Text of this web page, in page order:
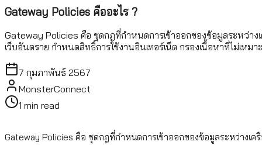
Gateway Policies คืออะไร ?
Gateway Policies คือ ชุดกฎที่กำหนดการเข้าออกของข้อมูลระหว่าง
เว็บอันตราย กำหนดสิทธิ์การใช้งานอินเทอร์เน็ต กรองเนื้อหาที่ไม่เหม
7 กุมภาพันธ์ 2567
MonsterConnect
1 min read
Gateway Policies คือ ชุดกฎที่กำหนดการเข้าออกของข้อมูลระหว่างเค